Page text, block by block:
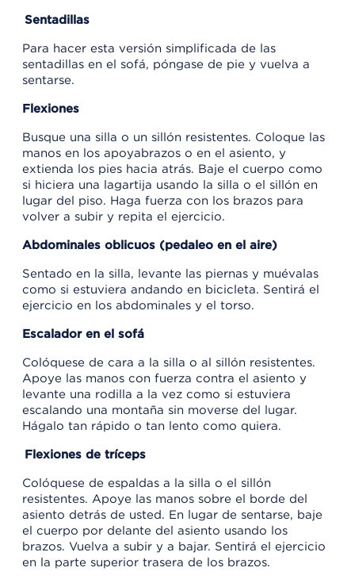
Sentadillas
Para hacer esta versión simplificada de las
sentadillas en el sofá, póngase de pie y vuelva a
sentarse.
Flexiones
Busque una silla o un sillón resistentes. Coloque las
manos en los apoyabrazos o en el asiento, y
extienda los pies hacia atrás. Baje el cuerpo como
si hiciera una lagartija usando la silla o el sillón en
lugar del piso. Haga fuerza con los brazos para
volver a subir y repita el ejercicio.
Abdominales oblicuos (pedaleo en el aire)
Sentado en la silla, levante las piernas y muévalas
como si estuviera andando en bicicleta. Sentirá el
ejercicio en los abdominales y el torso.
Escalador en el sofá
Colóquese de cara a la silla o al sillón resistentes.
Apoye las manos con fuerza contra el asiento y
levante una rodilla a la vez como si estuviera
escalando una montaña sin moverse del lugar.
Hágalo tan rápido o tan lento como quiera.
Flexiones de tríceps
Colóquese de espaldas a la silla o el sillón
resistentes. Apoye las manos sobre el borde del
asiento detrás de usted. En lugar de sentarse, baje
el cuerpo por delante del asiento usando los
brazos. Vuelva a subir y a bajar. Sentirá el ejercicio
en la parte superior trasera de los brazos.